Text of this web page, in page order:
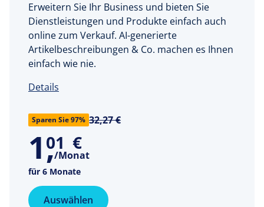
Erweitern Sie Ihr Business und bieten Sie
Dienstleistungen und Produkte einfach auch
online zum Verkauf. AI-generierte
Artikelbeschreibungen & Co. machen es Ihnen
einfach wie nie.
Details
Sparen Sie 97% 32,27 €
1,
01 €
/Monat
für 6 Monate
Auswählen